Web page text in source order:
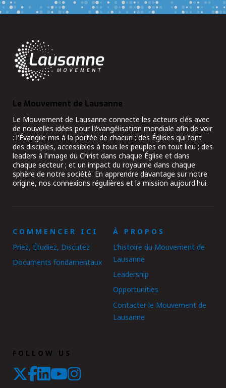
Le Mouvement de Lausanne
Le Mouvement de Lausanne connecte les acteurs clés avec
de nouvelles idées pour l'évangélisation mondiale afin de voir
: l'Évangile mis à la portée de chacun ; des Églises qui font
des disciples, accessibles à tous les peuples en tout lieu ; des
leaders à l'image du Christ dans chaque Église et dans
chaque secteur ; et un impact du royaume dans chaque
sphère de notre société. En apprendre davantage sur notre
origine, nos connexions régulières et la mission aujourd'hui.
COMMENCER ICI
Priez, Étudiez, Discutez
Documents fondamentaux
À PROPOS
L’histoire du Mouvement de
Lausanne
Leadership
Opportunities
Contacter le Mouvement de
Lausanne
FOLLOW US